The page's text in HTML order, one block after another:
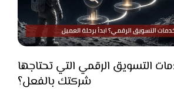
التسويق الرقمي التي تحتاجها
شركتك بالفعل؟